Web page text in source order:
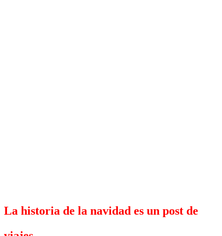
La historia de la navidad es un post de